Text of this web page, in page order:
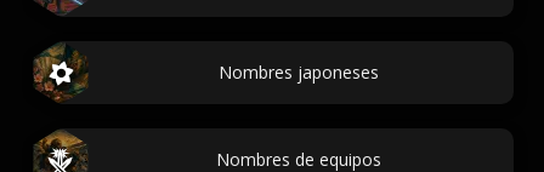
Nombres japoneses
Nombres de equipos